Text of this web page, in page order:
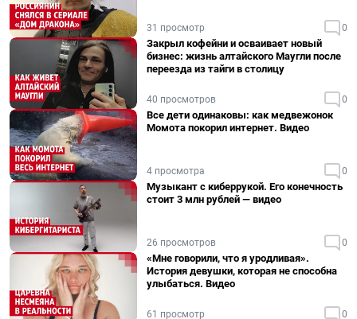
31 просмотр 0
Закрыл кофейни и осваивает новый
бизнес: жизнь алтайского Маугли после
переезда из тайги в столицу
40 просмотров 0
Все дети одинаковы: как медвежонок
Момота покорил интернет. Видео
4 просмотра 0
Музыкант с киберрукой. Его конечность
стоит 3 млн рублей — видео
26 просмотров 0
«Мне говорили, что я уродливая».
История девушки, которая не способна
улыбаться. Видео
61 просмотр 0